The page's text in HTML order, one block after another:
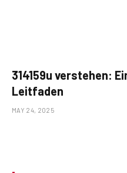
314159u verstehen:
Leitfaden
MAY 24, 2025